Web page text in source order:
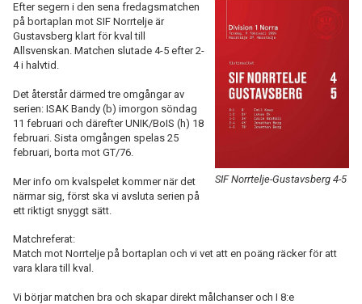
SIF Norrtelje-Gustavsberg 4-5
Efter segern i den sena fredagsmatchen
på bortaplan mot SIF Norrtelje är
Gustavsberg klart för kval till
Allsvenskan. Matchen slutade 4-5 efter 2-
4 i halvtid.
Det återstår därmed tre omgångar av
serien: ISAK Bandy (b) imorgon söndag
11 februari och därefter UNIK/BoIS (h) 18
februari. Sista omgången spelas 25
februari, borta mot GT/76.
Mer info om kvalspelet kommer när det
närmar sig, först ska vi avsluta serien på
ett riktigt snyggt sätt.
Matchreferat:
Match mot Norrtelje på bortaplan och vi vet att en poäng räcker för att
vara klara till kval.
Vi börjar matchen bra och skapar direkt målchanser och I 8:e